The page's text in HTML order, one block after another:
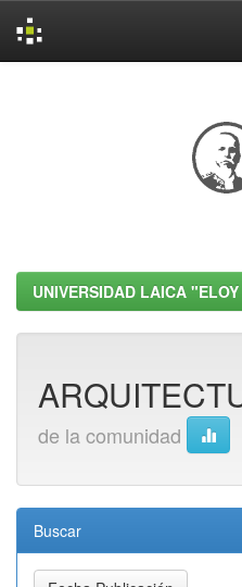
UNIVERSIDAD LAICA
de la comunidad
Buscar